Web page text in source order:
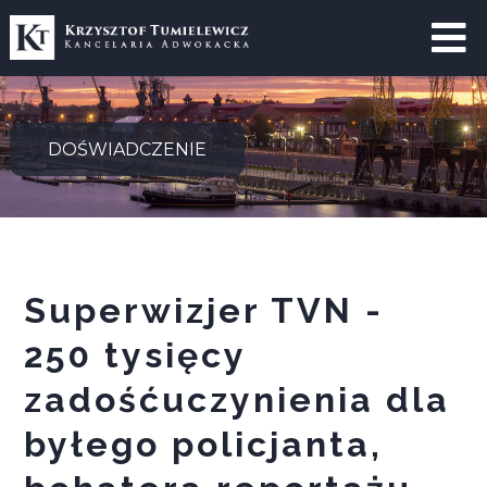
DOŚWIADCZENIE
Superwizjer TVN -
250 tysięcy
zadośćuczynienia dla
byłego policjanta,